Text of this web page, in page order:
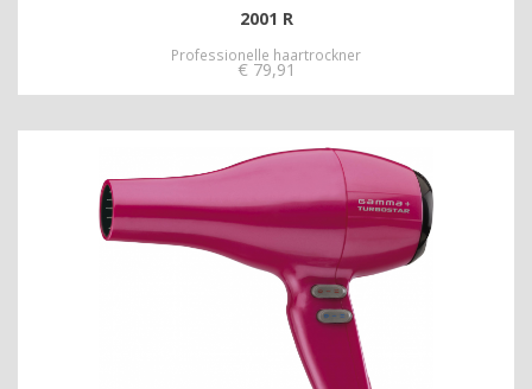
2001 R
Professionelle haartrockner
€ 79,91